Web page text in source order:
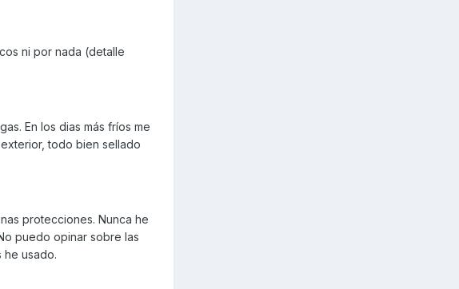
ni por nada (detalle
En los dias más fríos me
todo bien sellado
protecciones. Nunca he
puedo opinar sobre las
he usado.